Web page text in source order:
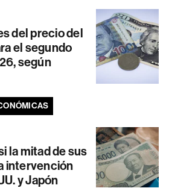
del precio del
el segundo
según
la mitad de sus
intervención
y Japón